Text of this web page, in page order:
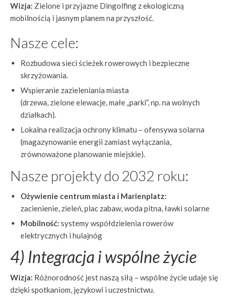
Wizja: Zielone i przyjazne Dingolfing z ekologiczną
mobilnością i jasnym planem na przyszłość.
Nasze cele:
Rozbudowa sieci ścieżek rowerowych i bezpieczne
skrzyżowania.
Wspieranie zazieleniania miasta
(drzewa, zielone elewacje, małe „parki”, np. na wolnych
działkach).
Lokalna realizacja ochrony klimatu – ofensywa solarna
(magazynowanie energii zamiast wyłączania,
zrównoważone planowanie miejskie).
Nasze projekty do 2032 roku:
Ożywienie centrum miasta i Marienplatz:
zacienienie, zieleń, plac zabaw, woda pitna, ławki solarne
Mobilność: systemy współdzielenia rowerów
elektrycznych i hulajnóg
4) Integracja i wspólne życie
Wizja: Różnorodność jest naszą siłą – wspólne życie udaje się
dzięki spotkaniom, językowi i uczestnictwu.